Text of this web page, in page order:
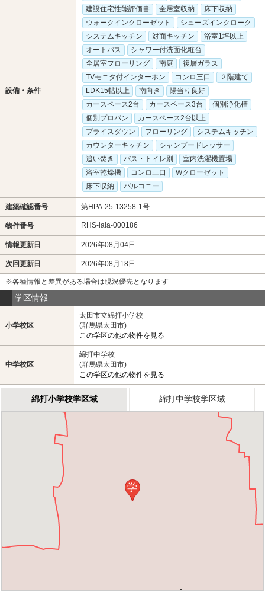
設備・条件
建設住宅性能評価書
全居室収納
床下収納
ウォークインクローゼット
シューズインクローク
システムキッチン
対面キッチン
浴室1坪以上
オートバス
シャワー付洗面化粧台
全居室フローリング
南庭
複層ガラス
TVモニタ付インターホン
コンロ三口
２階建て
LDK15帖以上
南向き
陽当り良好
カースペース2台
カースペース3台
個別浄化槽
個別プロパン
カースペース2台以上
プライスダウン
フローリング
システムキッチン
カウンターキッチン
シャンプードレッサー
追い焚き
バス・トイレ別
室内洗濯機置場
浴室乾燥機
コンロ三口
Wクローゼット
床下収納
バルコニー
建築確認番号 第HPA-25-13258-1号
物件番号 RHS-lala-000186
情報更新日 2026年08月04日
次回更新日 2026年08月18日
※各種情報と差異がある場合は現況優先となります
学区情報
小学校区
太田市立綿打小学校
(群馬県太田市)
この学区の他の物件を見る
中学校区
綿打中学校
(群馬県太田市)
この学区の他の物件を見る
綿打小学校学区域 綿打中学校学区域
学